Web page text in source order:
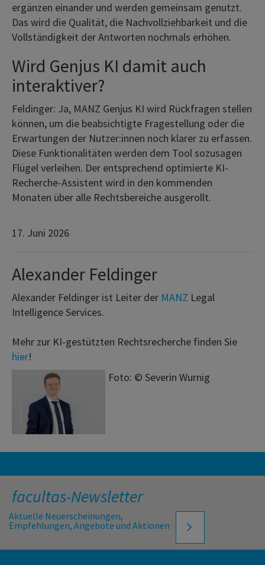
ergänzen einander und werden gemeinsam genutzt.
Das wird die Qualität, die Nachvollziehbarkeit und die
Vollständigkeit der Antworten nochmals erhöhen.
Wird Genjus KI damit auch
interaktiver?
Feldinger: Ja, MANZ Genjus KI wird Rückfragen stellen
können, um die beabsichtigte Fragestellung oder die
Erwartungen der Nutzer:innen noch klarer zu erfassen.
Diese Funktionalitäten werden dem Tool sozusagen
Flügel verleihen. Der entsprechend optimierte KI-
Recherche-Assistent wird in den kommenden
Monaten über alle Rechtsbereiche ausgerollt.
17. Juni 2026
Alexander Feldinger
Alexander Feldinger ist Leiter der MANZ Legal
Intelligence Services.
Mehr zur KI-gestützten Rechtsrecherche finden Sie
hier!
Foto: © Severin Wurnig
facultas-Newsletter
Aktuelle Neuerscheinungen,
Empfehlungen, Angebote und Aktionen